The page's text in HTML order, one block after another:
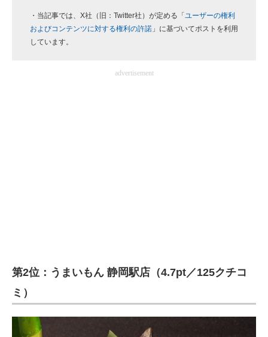
・当記事では、X社（旧：Twitter社）が定める「 ユーザーの権利
およびコンテンツに対する権利の許諾 」に基づいてポストを利用
しています。
advertisement
第2位：うまいもん 静岡駅店（4.7pt／125クチコ
ミ）